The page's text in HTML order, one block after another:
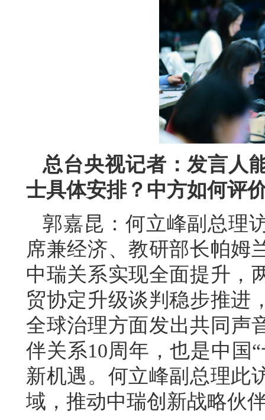
总台央视记者：发言人
士具体安排？中方如何评
郭嘉昆：何立峰副总理
席兼经济、教研部长帕姆
中瑞关系实现全面提升，
贸协定升级谈判稳步推进
全球治理方面发出共同声
伴关系10周年，也是中国
新机遇。何立峰副总理此
域，推动中瑞创新战略伙